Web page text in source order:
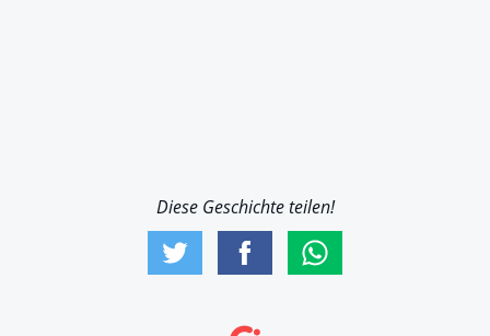
Diese Geschichte teilen!